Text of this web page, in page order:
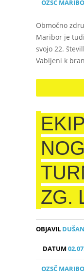
OZSČ
Območno
Maribor je
svojo 22.
Vabljeni k
ZG.
OBJAVIL
DATUM
OZSČ